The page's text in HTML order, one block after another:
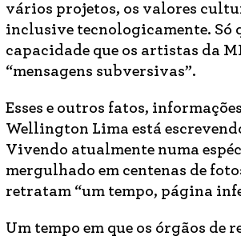
vários projetos, os valores
inclusive tecnologicamente. Só
capacidade que os artistas da
“mensagens subversivas”.
Esses e outros fatos,
Wellington Lima está
Vivendo atualmente numa
mergulhado em centenas de
retratam “um tempo, página
Um tempo em que os órgãos de